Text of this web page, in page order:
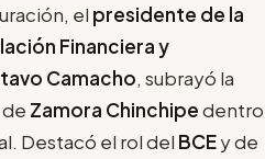
el presidente de la
Financiera y
Camacho, subrayó la
Zamora Chinchipedentro
Destacó el rol del BCEy de